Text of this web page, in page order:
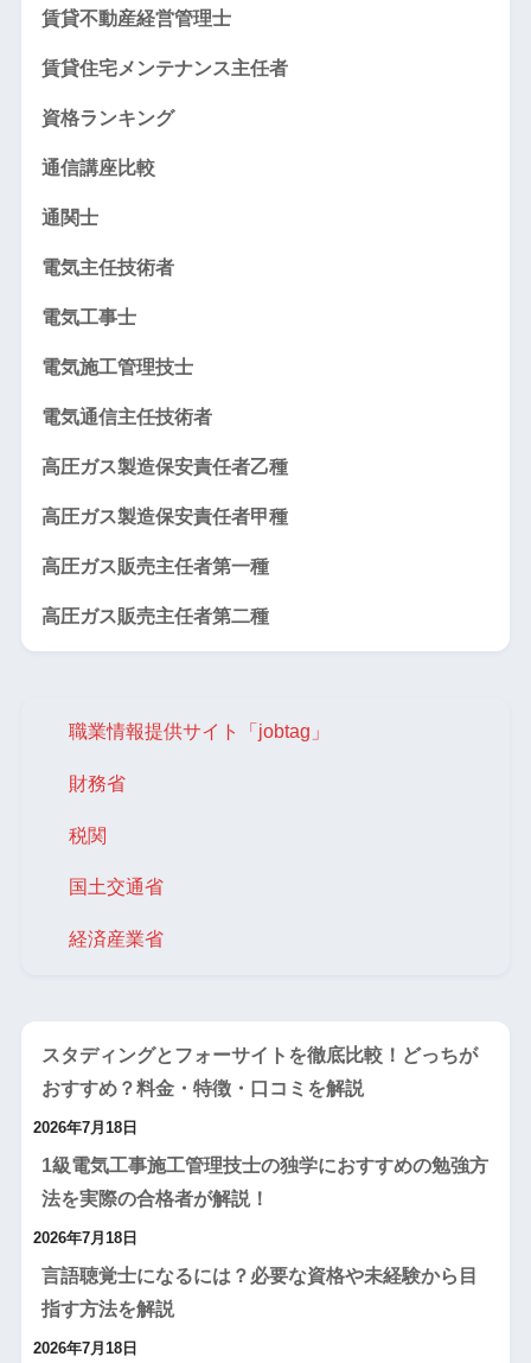
賃貸不動産経営管理士
賃貸住宅メンテナンス主任者
資格ランキング
通信講座比較
通関士
電気主任技術者
電気工事士
電気施工管理技士
電気通信主任技術者
高圧ガス製造保安責任者乙種
高圧ガス製造保安責任者甲種
高圧ガス販売主任者第一種
高圧ガス販売主任者第二種
職業情報提供サイト「jobtag」
財務省
税関
国土交通省
経済産業省
スタディングとフォーサイトを徹底比較！どっちが
おすすめ？料金・特徴・口コミを解説
2026年7月18日
1級電気工事施工管理技士の独学におすすめの勉強方
法を実際の合格者が解説！
2026年7月18日
言語聴覚士になるには？必要な資格や未経験から目
指す方法を解説
2026年7月18日